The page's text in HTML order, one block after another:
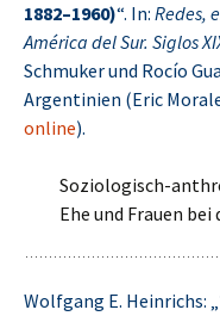
1882–1960)“. In: Redes,
América del Sur. Siglos
Schmuker und Rocío
Argentinien (Eric
online).
Soziologisch-
Ehe und Frauen
Wolfgang E. Heinrichs: „